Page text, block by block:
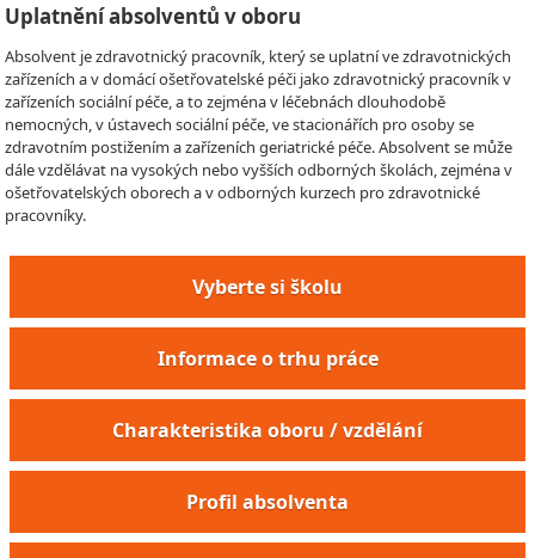
Uplatnění absolventů v oboru
Absolvent je zdravotnický pracovník, který se uplatní ve zdravotnických
zařízeních a v domácí ošetřovatelské péči jako zdravotnický pracovník v
zařízeních sociální péče, a to zejména v léčebnách dlouhodobě
nemocných, v ústavech sociální péče, ve stacionářích pro osoby se
zdravotním postižením a zařízeních geriatrické péče. Absolvent se může
dále vzdělávat na vysokých nebo vyšších odborných školách, zejména v
ošetřovatelských oborech a v odborných kurzech pro zdravotnické
pracovníky.
Vyberte si školu
Informace o trhu práce
Charakteristika oboru / vzdělání
Profil absolventa